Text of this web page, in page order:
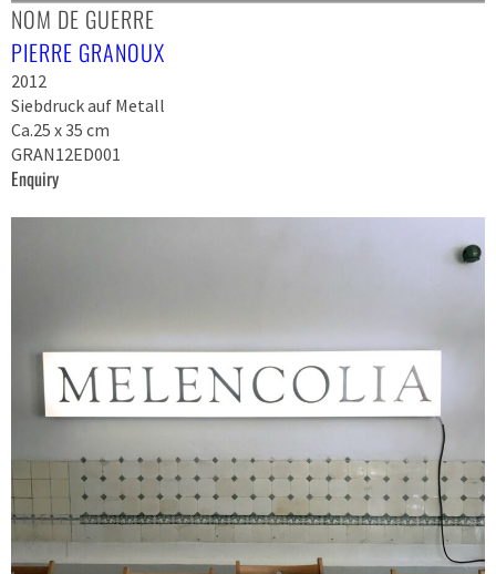
NOM DE GUERRE
PIERRE GRANOUX
2012
Siebdruck auf Metall
Ca.25 x 35 cm
GRAN12ED001
Enquiry